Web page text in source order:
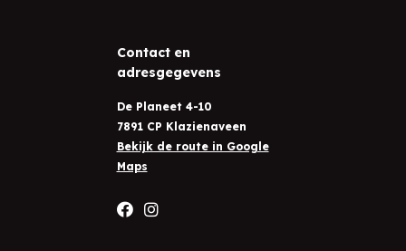
Contact en
adresgegevens
De Planeet 4-10
7891 CP Klazienaveen
Bekijk de route in Google
Maps